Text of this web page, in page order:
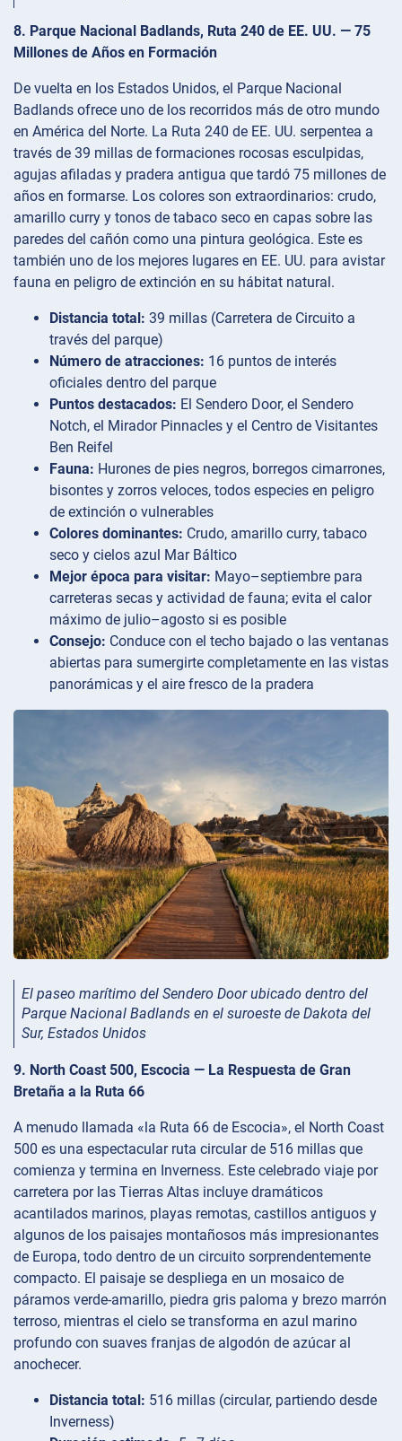
8. Parque Nacional Badlands, Ruta 240 de EE. UU. — 75
Millones de Años en Formación
De vuelta en los Estados Unidos, el Parque Nacional
Badlands ofrece uno de los recorridos más de otro mundo
en América del Norte. La Ruta 240 de EE. UU. serpentea a
través de 39 millas de formaciones rocosas esculpidas,
agujas afiladas y pradera antigua que tardó 75 millones de
años en formarse. Los colores son extraordinarios: crudo,
amarillo curry y tonos de tabaco seco en capas sobre las
paredes del cañón como una pintura geológica. Este es
también uno de los mejores lugares en EE. UU. para avistar
fauna en peligro de extinción en su hábitat natural.
Distancia total: 39 millas (Carretera de Circuito a
través del parque)
Número de atracciones: 16 puntos de interés
oficiales dentro del parque
Puntos destacados: El Sendero Door, el Sendero
Notch, el Mirador Pinnacles y el Centro de Visitantes
Ben Reifel
Fauna: Hurones de pies negros, borregos cimarrones,
bisontes y zorros veloces, todos especies en peligro
de extinción o vulnerables
Colores dominantes: Crudo, amarillo curry, tabaco
seco y cielos azul Mar Báltico
Mejor época para visitar: Mayo–septiembre para
carreteras secas y actividad de fauna; evita el calor
máximo de julio–agosto si es posible
Consejo: Conduce con el techo bajado o las ventanas
abiertas para sumergirte completamente en las vistas
panorámicas y el aire fresco de la pradera
El paseo marítimo del Sendero Door ubicado dentro del
Parque Nacional Badlands en el suroeste de Dakota del
Sur, Estados Unidos
9. North Coast 500, Escocia — La Respuesta de Gran
Bretaña a la Ruta 66
A menudo llamada «la Ruta 66 de Escocia», el North Coast
500 es una espectacular ruta circular de 516 millas que
comienza y termina en Inverness. Este celebrado viaje por
carretera por las Tierras Altas incluye dramáticos
acantilados marinos, playas remotas, castillos antiguos y
algunos de los paisajes montañosos más impresionantes
de Europa, todo dentro de un circuito sorprendentemente
compacto. El paisaje se despliega en un mosaico de
páramos verde-amarillo, piedra gris paloma y brezo marrón
terroso, mientras el cielo se transforma en azul marino
profundo con suaves franjas de algodón de azúcar al
anochecer.
Distancia total: 516 millas (circular, partiendo desde
Inverness)